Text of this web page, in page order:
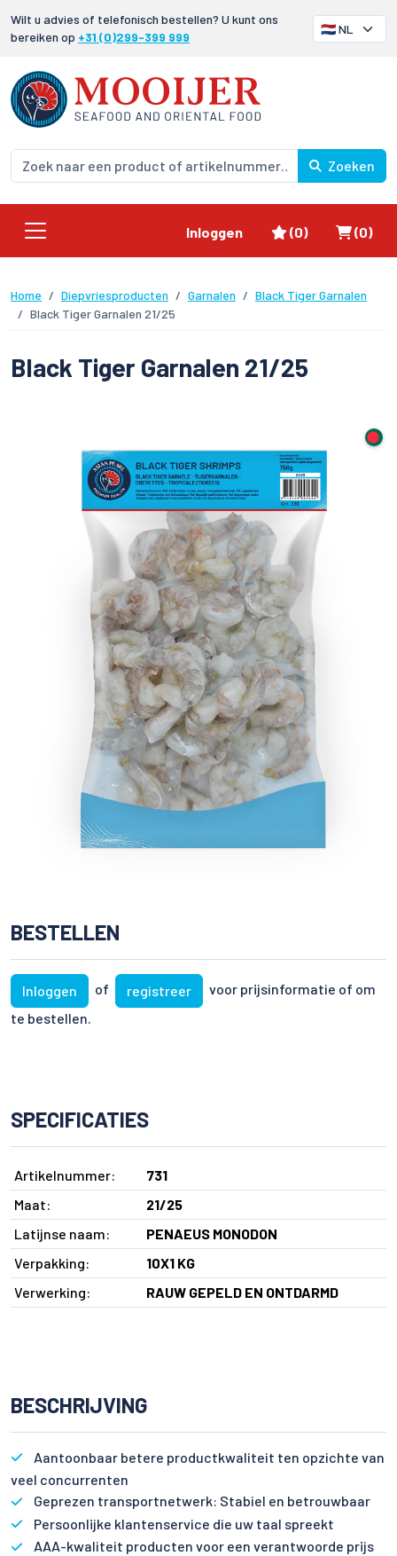
Wilt u advies of telefonisch bestellen? U kunt ons
bereiken op +31 (0)299-399 999
Zoeken
Inloggen Favorieten
(0) (0)
Home Diepvriesproducten Garnalen
Black Tiger Garnalen
Black Tiger Garnalen 21/25
Black Tiger Garnalen 21/25
BESTELLEN
Inloggen of registreer
voor prijsinformatie of om
te bestellen.
SPECIFICATIES
Artikelnummer:
731
Maat:
21/25
Latijnse naam:
PENAEUS MONODON
Verpakking:
10X1 KG
Verwerking:
RAUW GEPELD EN ONTDARMD
BESCHRIJVING
Aantoonbaar betere productkwaliteit ten opzichte van
veel concurrenten
Geprezen transportnetwerk: Stabiel en betrouwbaar
Persoonlijke klantenservice die uw taal spreekt
AAA-kwaliteit producten voor een verantwoorde prijs